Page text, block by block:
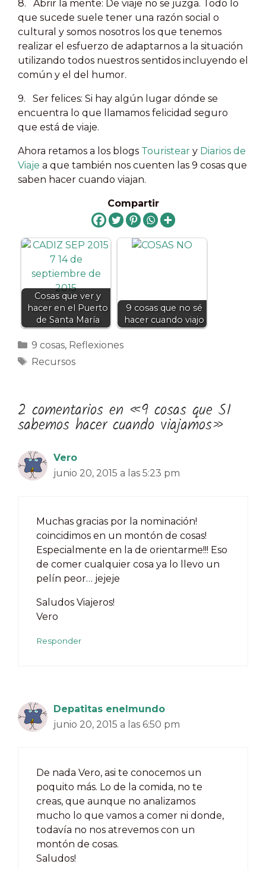
8. Abrir la mente: De viaje no se juzga. Todo lo
que sucede suele tener una razón social o
cultural y somos nosotros los que tenemos
realizar el esfuerzo de adaptarnos a la situación
utilizando todos nuestros sentidos incluyendo el
común y el del humor.
9. Ser felices: Si hay algún lugar dónde se
encuentra lo que llamamos felicidad seguro
que está de viaje.
Ahora retamos a los blogs Touristear y Diarios de
Viaje a que también nos cuenten las 9 cosas que
saben hacer cuando viajan.
Compartir
Cosas que ver y
hacer en el Puerto
de Santa María
9 cosas que no sé
hacer cuando viajo
Categorías
9 cosas, Reflexiones
Etiquetas
Recursos
2 comentarios en «9 cosas que SI
sabemos hacer cuando viajamos»
Vero
junio 20, 2015 a las 5:23 pm
Muchas gracias por la nominación!
coincidimos en un montón de cosas!
Especialmente en la de orientarme!!! Eso
de comer cualquier cosa ya lo llevo un
pelín peor… jejeje
Saludos Viajeros!
Vero
Responder
Depatitas enelmundo
junio 20, 2015 a las 6:50 pm
De nada Vero, asi te conocemos un
poquito más. Lo de la comida, no te
creas, que aunque no analizamos
mucho lo que vamos a comer ni donde,
todavía no nos atrevemos con un
montón de cosas.
Saludos!